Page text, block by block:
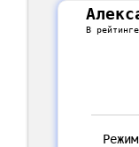
В